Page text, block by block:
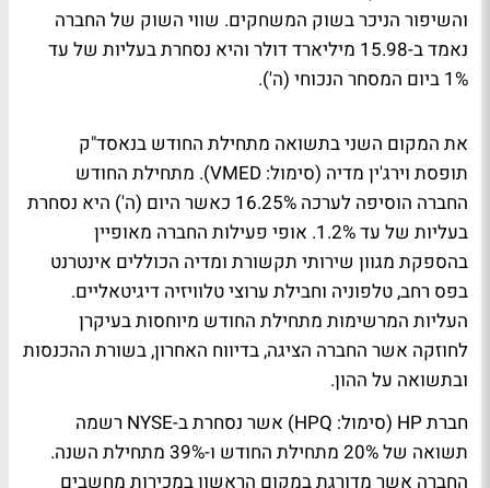
והשיפור הניכר בשוק המשחקים. שווי השוק של החברה
נאמד ב-15.98 מיליארד דולר והיא נסחרת בעליות של עד
1% ביום המסחר הנכוחי (ה').
את המקום השני בתשואה מתחילת החודש בנאסד"ק
תופסת וירג'ין מדיה (סימול: VMED). מתחילת החודש
החברה הוסיפה לערכה 16.25% כאשר היום (ה') היא נסחרת
בעליות של עד 1.2%. אופי פעילות החברה מאופיין
בהספקת מגוון שירותי תקשורת ומדיה הכוללים אינטרנט
בפס רחב, טלפוניה וחבילת ערוצי טלוויזיה דיגיטאליים.
העליות המרשימות מתחילת החודש מיוחסות בעיקרן
לחוזקה אשר החברה הציגה, בדיווח האחרון, בשורת ההכנסות
ובתשואה על ההון.
חברת HP (סימול: HPQ) אשר נסחרת ב-NYSE רשמה
תשואה של 20% מתחילת החודש ו-39% מתחילת השנה.
החברה אשר מדורגת במקום הראשון במכירות מחשבים